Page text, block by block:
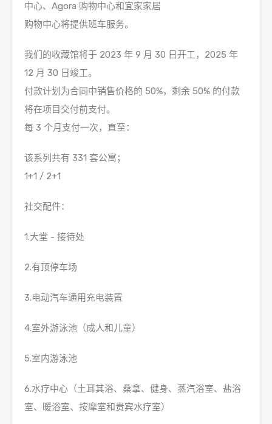
中心、Agora 购物中心和宜家家居
购物中心将提供班车服务。
我们的收藏馆将于 2023 年 9 月 30 日开工，2025 年
12 月 30 日竣工。
付款计划为合同中销售价格的 50%，剩余 50% 的付款
将在项目交付前支付。
每 3 个月支付一次，直至：
该系列共有 331 套公寓；
1+1 / 2+1
社交配件：
1.大堂 - 接待处
2.有顶停车场
3.电动汽车通用充电装置
4.室外游泳池（成人和儿童）
5.室内游泳池
6.水疗中心（土耳其浴、桑拿、健身、蒸汽浴室、盐浴
室、暖浴室、按摩室和贵宾水疗室）